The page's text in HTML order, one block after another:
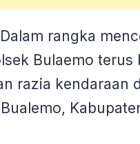
Dalam rangka
Bulaemo terus
razia kendaraan